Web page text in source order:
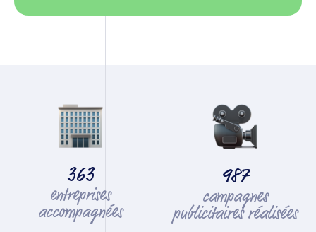
363
entreprises
accompagnées
987
campagnes
publicitaires réalisées